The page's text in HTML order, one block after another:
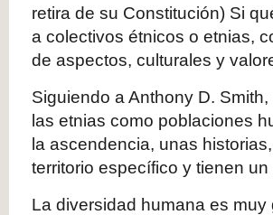
retira de su Constitución) Si
a colectivos étnicos o etnias,
de aspectos, culturales y
Siguiendo a Anthony D.
las etnias como poblaciones
la ascendencia, unas
territorio específico y tienen
La diversidad humana es